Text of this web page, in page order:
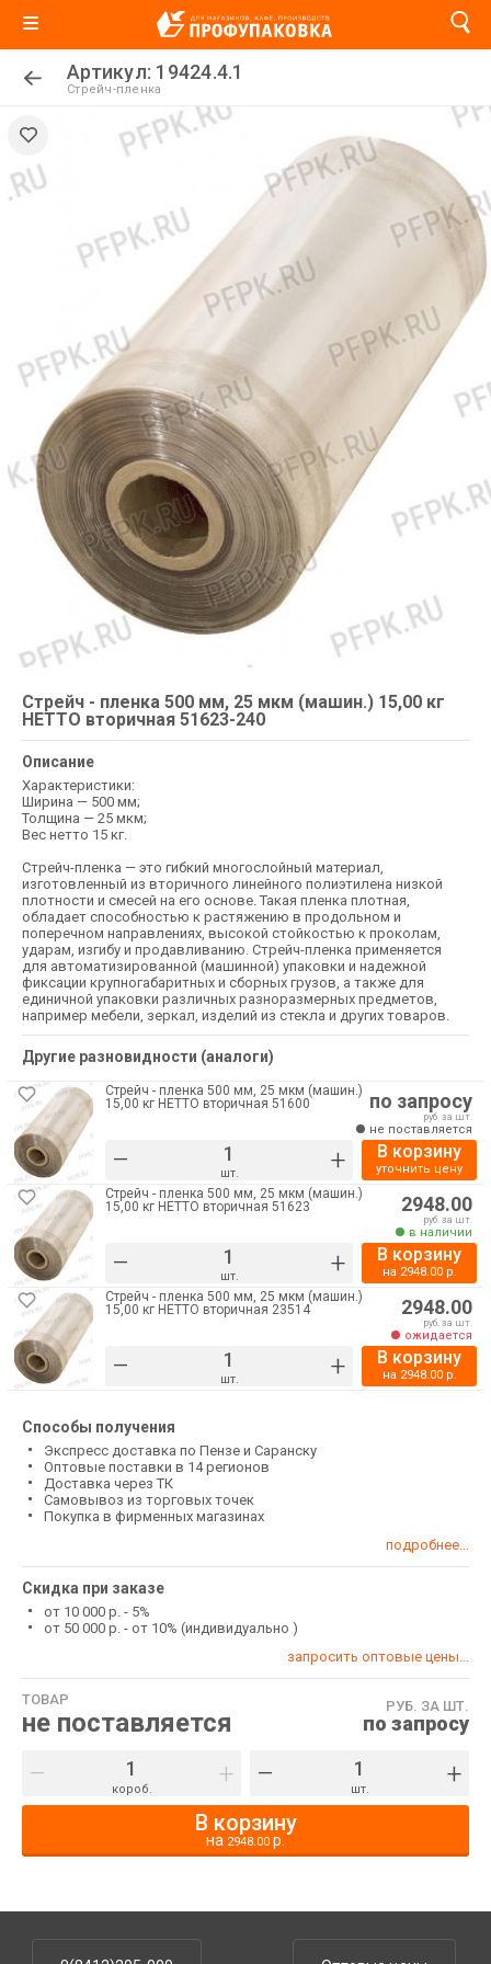
Артикул: 19424.4.1
Стрейч-пленка
Стрейч - пленка 500 мм, 25 мкм (машин.) 15,00 кг
НЕТТО вторичная 51623-240
Описание
Характеристики:
Ширина — 500 мм;
Толщина — 25 мкм;
Вес нетто 15 кг.
Стрейч-пленка — это гибкий многослойный материал,
изготовленный из вторичного линейного полиэтилена низкой
плотности и смесей на его основе. Такая пленка плотная,
обладает способностью к растяжению в продольном и
поперечном направлениях, высокой стойкостью к проколам,
ударам, изгибу и продавливанию. Стрейч-пленка применяется
для автоматизированной (машинной) упаковки и надежной
фиксации крупногабаритных и сборных грузов, а также для
единичной упаковки различных разноразмерных предметов,
например мебели, зеркал, изделий из стекла и других товаров.
Другие разновидности (аналоги)
Стрейч - пленка 500 мм, 25 мкм (машин.)
15,00 кг НЕТТО вторичная 51600
– шт. +
по запросу
руб. за шт.
не поставляется
В корзину
уточнить цену
Стрейч - пленка 500 мм, 25 мкм (машин.)
15,00 кг НЕТТО вторичная 51623
– шт. +
2948.00
руб. за шт.
в наличии
В корзину
на 2948.00р.
Стрейч - пленка 500 мм, 25 мкм (машин.)
15,00 кг НЕТТО вторичная 23514
– шт. +
2948.00
руб. за шт.
ожидается
В корзину
на 2948.00р.
Способы получения
Экспресс доставка по Пензе и Саранску
Оптовые поставки в 14 регионов
Доставка через ТК
Самовывоз из торговых точек
Покупка в фирменных магазинах
подробнее...
Скидка при заказе
от 10 000 р. - 5%
от 50 000 р. - от 10% (индивидуально )
запросить оптовые цены...
ТОВАР
не поставляется
РУБ. ЗА ШТ.
по запросу
– короб. + – шт. +
В корзину
на 2948.00 р.